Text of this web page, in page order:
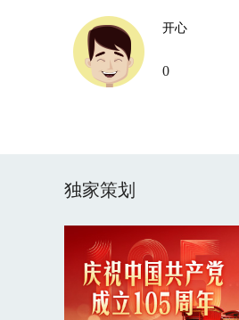
开心
0
独家策划